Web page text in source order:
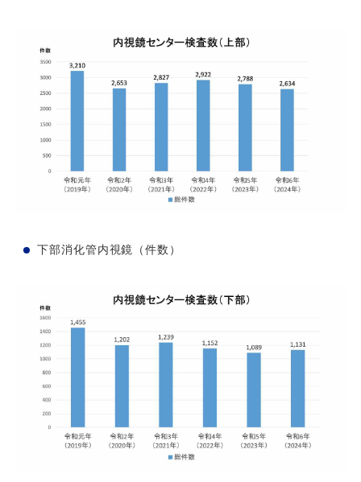
下部消化管内視鏡（件数）